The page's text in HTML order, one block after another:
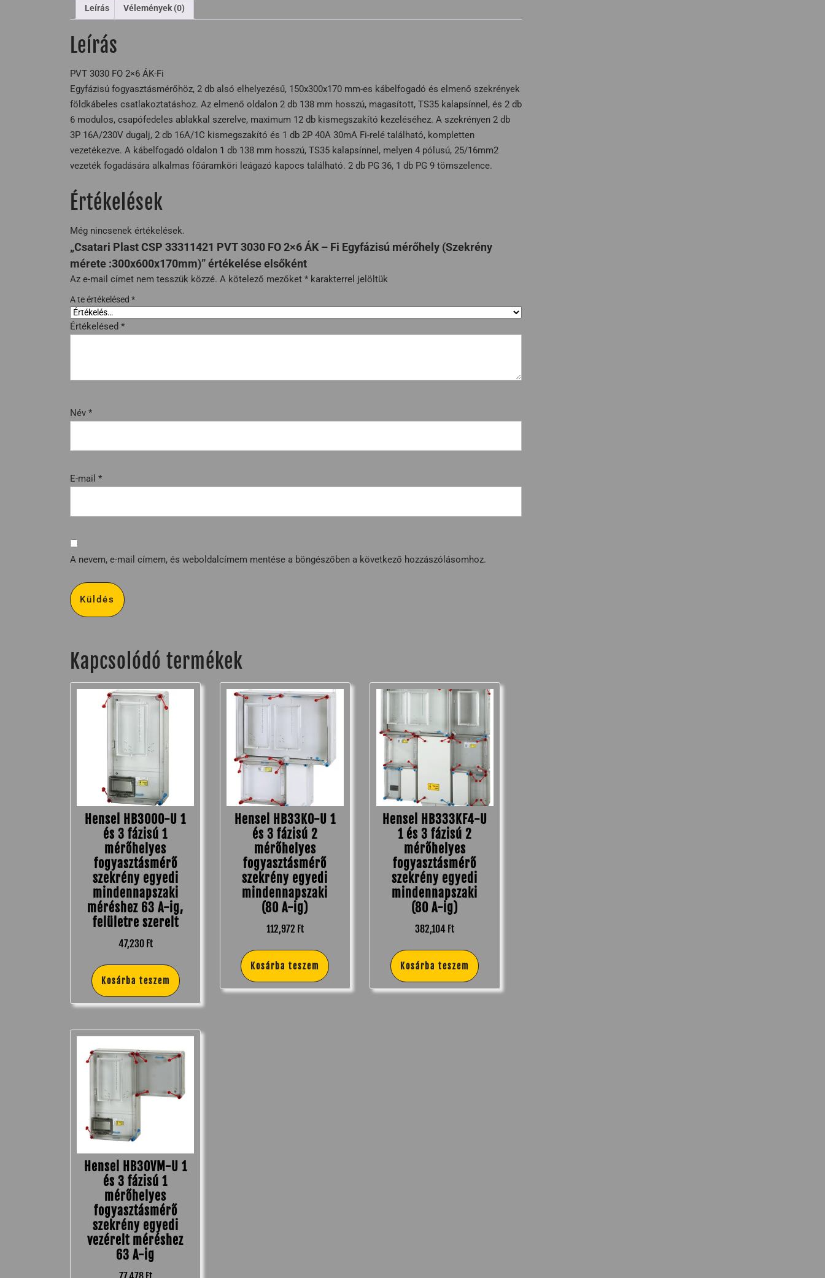
Leírás Vélemények (0)
Leírás
PVT 3030 FO 2×6 ÁK-Fi
Egyfázisú fogyasztásmérőhöz, 2 db alsó elhelyezésű, 150x300x170 mm-es kábelfogadó és elmenő szekrények
földkábeles csatlakoztatáshoz. Az elmenő oldalon 2 db 138 mm hosszú, magasított, TS35 kalapsínnel, és 2 db
6 modulos, csapófedeles ablakkal szerelve, maximum 12 db kismegszakító kezeléséhez. A szekrényen 2 db
3P 16A/230V dugalj, 2 db 16A/1C kismegszakító és 1 db 2P 40A 30mA Fi-relé található, kompletten
vezetékezve. A kábelfogadó oldalon 1 db 138 mm hosszú, TS35 kalapsínnel, melyen 4 pólusú, 25/16mm2
vezeték fogadására alkalmas főáramköri leágazó kapocs található. 2 db PG 36, 1 db PG 9 tömszelence.
Értékelések
Még nincsenek értékelések.
„Csatari Plast CSP 33311421 PVT 3030 FO 2×6 ÁK – Fi Egyfázisú mérőhely (Szekrény
mérete :300x600x170mm)” értékelése elsőként
Az e-mail címet nem tesszük közzé. A kötelező mezőket * karakterrel jelöltük
A te értékelésed *
Értékelésed *
Név *
E-mail *
A nevem, e-mail címem, és weboldalcímem mentése a böngészőben a következő hozzászólásomhoz.
Kapcsolódó termékek
Hensel HB3000-U 1
és 3 fázisú 1
mérőhelyes
fogyasztásmérő
szekrény egyedi
mindennapszaki
méréshez 63 A-ig,
felületre szerelt
47,230 Ft
Kosárba teszem
Hensel HB33K0-U 1
és 3 fázisú 2
mérőhelyes
fogyasztásmérő
szekrény egyedi
mindennapszaki
(80 A-ig)
112,972 Ft
Kosárba teszem
Hensel HB333KF4-U
1 és 3 fázisú 2
mérőhelyes
fogyasztásmérő
szekrény egyedi
mindennapszaki
(80 A-ig)
382,104 Ft
Kosárba teszem
Hensel HB30VM-U 1
és 3 fázisú 1
mérőhelyes
fogyasztásmérő
szekrény egyedi
vezérelt méréshez
63 A-ig